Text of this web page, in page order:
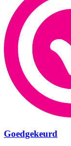
Goedgekeurd